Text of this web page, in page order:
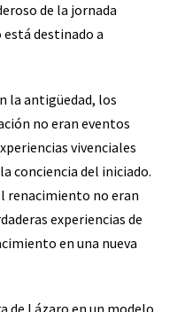
de la jornada
destinado a
la antigüedad, los
no eran eventos
vivenciales
conciencia del iniciado.
renacimiento no eran
experiencias de
en una nueva